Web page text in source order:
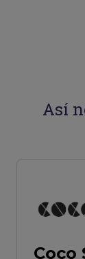
Así
Coco